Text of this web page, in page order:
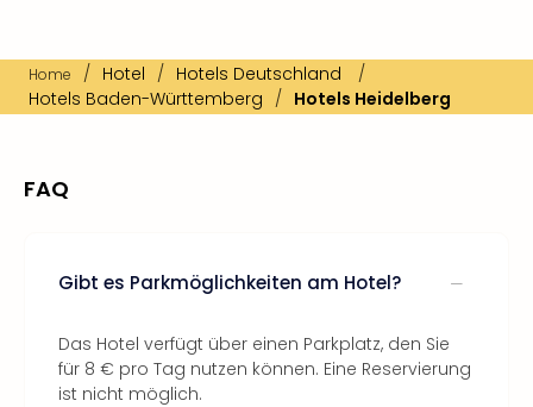
Home / Hotel / Hotels Deutschland
/
Hotels Baden-Württemberg / Hotels Heidelberg
FAQ
Gibt es Parkmöglichkeiten am Hotel?
Das Hotel verfügt über einen Parkplatz, den Sie
für 8 € pro Tag nutzen können. Eine Reservierung
ist nicht möglich.